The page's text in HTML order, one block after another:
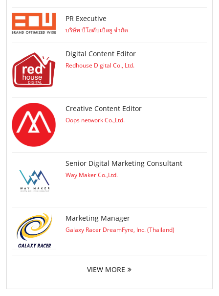
PR Executive
บริษัท บีโอดับเบิลยู จำกัด
Digital Content Editor
Redhouse Digital Co., Ltd.
Creative Content Editor
Oops network Co.,Ltd.
Senior Digital Marketing Consultant
Way Maker Co.,Ltd.
Marketing Manager
Galaxy Racer DreamFyre, Inc. (Thailand)
VIEW MORE